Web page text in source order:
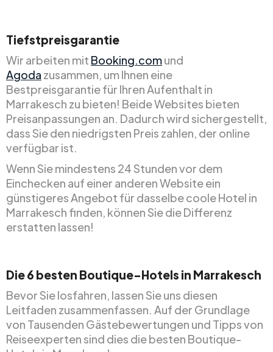
Tiefstpreisgarantie
Wir arbeiten mit Booking.comund
Agoda zusammen, um Ihnen eine
Bestpreisgarantie für Ihren Aufenthalt in
Marrakesch zu bieten! Beide Websites bieten
Preisanpassungen an. Dadurch wird sichergestellt,
dass Sie den niedrigsten Preis zahlen, der online
verfügbar ist.
Wenn Sie mindestens 24 Stunden vor dem
Einchecken auf einer anderen Website ein
günstigeres Angebot für dasselbe coole Hotel in
Marrakesch finden, können Sie die Differenz
erstatten lassen!
Die 6 besten Boutique-Hotels in Marrakesch
Bevor Sie losfahren, lassen Sie uns diesen
Leitfaden zusammenfassen. Auf der Grundlage
von Tausenden Gästebewertungen und Tipps von
Reiseexperten sind dies die besten Boutique-